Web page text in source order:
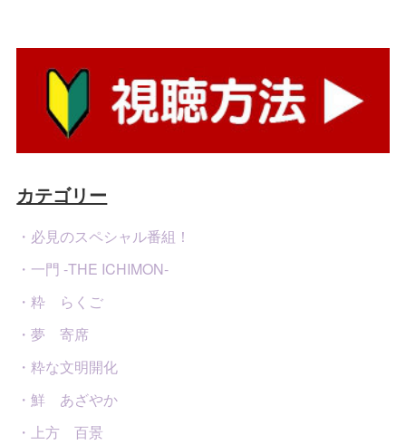
カテゴリー
・必見のスペシャル番組！
・一門 -THE ICHIMON-
・粋 らくご
・夢 寄席
・粋な文明開化
・鮮 あざやか
・上方 百景